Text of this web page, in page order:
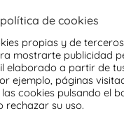
de cookies
propias y de
mostrarte publicidad
elaborado a partir de
ejemplo, páginas
cookies pulsando el
rechazar su uso.